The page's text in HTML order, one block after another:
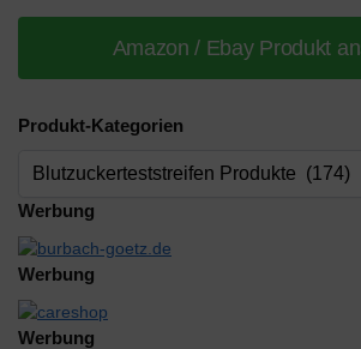
Amazon / Ebay Produkt
Produkt-Kategorien
Werbung
Werbung
Werbung